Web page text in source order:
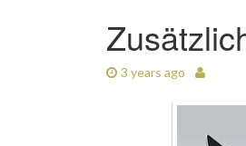
3 years ago